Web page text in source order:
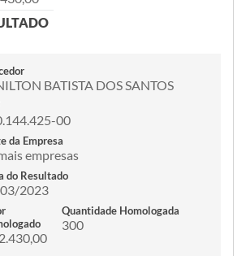
BATISTA DOS SANTOS
00
da Empresa
empresas
do Resultado
2023
Quantidade Homologada
300